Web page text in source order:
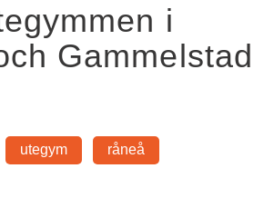
i
Gammelstad
utegym råneå